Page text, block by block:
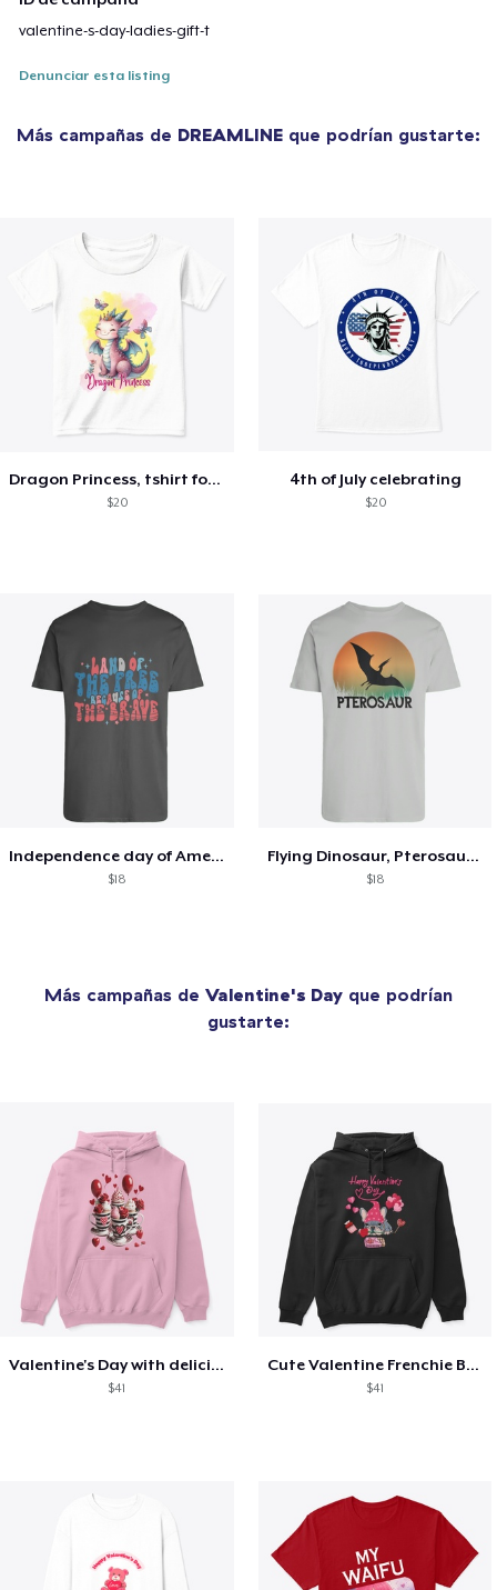
valentine-s-day-ladies-gift-t
Denunciar esta listing
Más campañas de DREAMLINE que podrían gustarte:
Dragon Princess, tshirt for Summer
$20
4th of July celebrating
$20
Independence day of America, 4th of July
$18
Flying Dinosaur, Pterosaur silhouette
$18
Más campañas de Valentine's Day que podrían
gustarte:
Valentine's Day with delicious food
$41
Cute Valentine Frenchie Bulldog
$41